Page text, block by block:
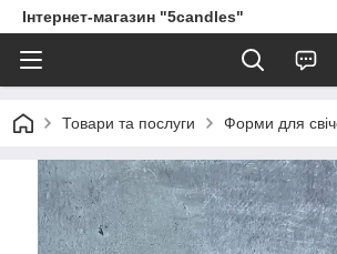
Інтернет-магазин "5candles"
Товари та послуги Форми для